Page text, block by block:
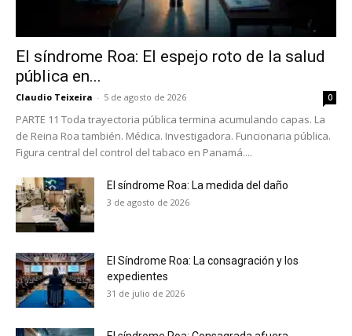
El síndrome Roa: El espejo roto de la salud
pública en...
Claudio Teixeira - 5 de agosto de 2026 0
PARTE 11 Toda trayectoria pública termina acumulando capas. La
de Reina Roa también. Médica. Investigadora. Funcionaria pública.
Figura central del control del tabaco en Panamá....
El síndrome Roa: La medida del daño
3 de agosto de 2026
El Síndrome Roa: La consagración y los
expedientes
31 de julio de 2026